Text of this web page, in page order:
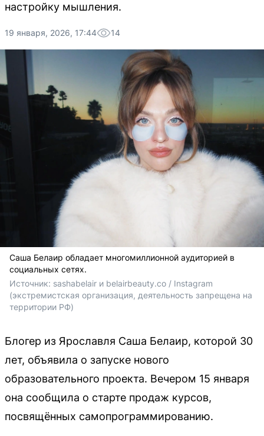
настройку мышления.
19 января, 2026, 17:44 14
Саша Белаир обладает многомиллионной аудиторией в
социальных сетях.
Источник: sashabelair и belairbeauty.co / Instagram
(экстремистская организация, деятельность запрещена на
территории РФ)
Блогер из Ярославля Саша Белаир, которой 30
лет, объявила о запуске нового
образовательного проекта. Вечером 15 января
она сообщила о старте продаж курсов,
посвящённых самопрограммированию.